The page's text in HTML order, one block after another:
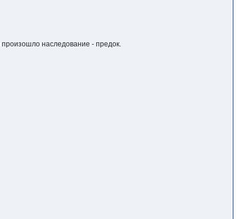
наследование - предок.